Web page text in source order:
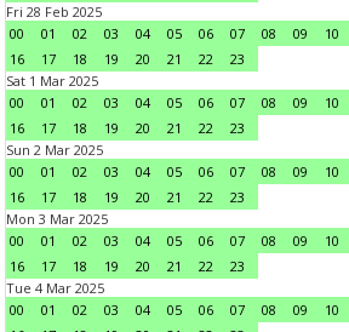
Fri 28 Feb 2025
00
01 02 03 04 05 06 07 08 09 10
16
17 18 19 20 21 22
23
Sat 1 Mar 2025
00
01 02 03 04 05 06 07 08 09 10
16
17 18 19 20 21 22
23
Sun 2 Mar 2025
00
01 02 03 04 05 06 07 08 09 10
16
17 18 19 20 21 22
23
Mon 3 Mar 2025
00
01 02 03 04 05 06 07 08 09 10
16
17 18 19 20 21 22
23
Tue 4 Mar 2025
00
01 02 03 04 05 06 07 08 09 10